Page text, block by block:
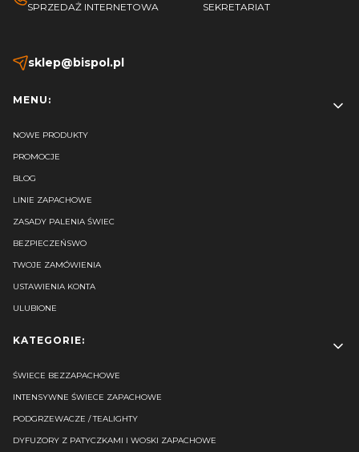
SPRZEDAŻ INTERNETOWA SEKRETARIAT
sklep@bispol.pl
Linki w stopce
MENU:
NOWE PRODUKTY
PROMOCJE
BLOG
LINIE ZAPACHOWE
ZASADY PALENIA ŚWIEC
BEZPIECZEŃSWO
TWOJE ZAMÓWIENIA
USTAWIENIA KONTA
ULUBIONE
KATEGORIE:
ŚWIECE BEZZAPACHOWE
INTENSYWNE ŚWIECE ZAPACHOWE
PODGRZEWACZE / TEALIGHTY
DYFUZORY Z PATYCZKAMI I WOSKI ZAPACHOWE